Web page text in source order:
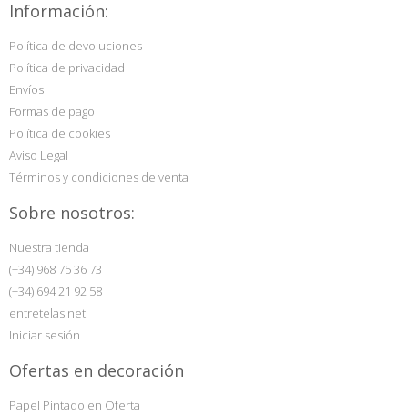
Información:
Política de devoluciones
Política de privacidad
Envíos
Formas de pago
Política de cookies
Aviso Legal
Términos y condiciones de venta
Sobre nosotros:
Nuestra tienda
(+34) 968 75 36 73
(+34) 694 21 92 58
entretelas.net
Iniciar sesión
Ofertas en decoración
Papel Pintado en Oferta